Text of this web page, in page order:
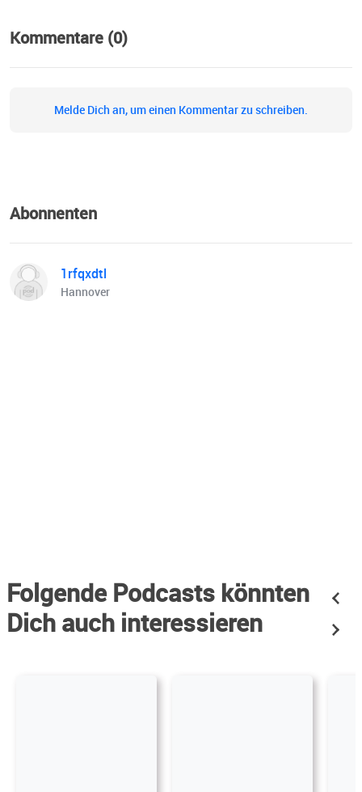
Kommentare (0)
Melde Dich an, um einen Kommentar zu schreiben.
Abonnenten
1rfqxdtl
Hannover
Folgende Podcasts könnten
Dich auch interessieren